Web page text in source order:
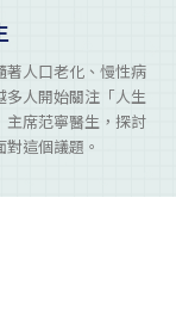
著人口老化、慢性病
多人開始關注「人生
主席范寧醫生，探討
這個議題。